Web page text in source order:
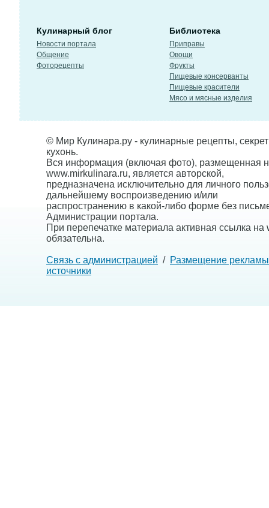
Кулинарный блог
Новости портала
Общение
Фоторецепты
Библиотека
Приправы
Овощи
Фрукты
Пищевые консерванты
Пищевые красители
Мясо и мясные изделия
© Мир Кулинара.ру - кулинарные рецепты,
кухонь.
Вся информация (включая фото), размещенная
www.mirkulinara.ru, является авторской,
предназначена исключительно для личного
дальнейшему воспроизведению и/или
распространению в какой-либо форме без
Администрации портала.
При перепечатке материала активная ссылка на
обязательна.
Связь с администрацией / Размещение рекламы
источники